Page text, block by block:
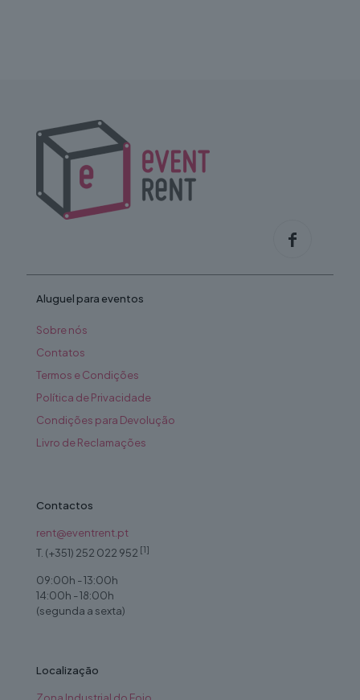
Aluguel para eventos
Sobre nós
Contatos
Termos e Condições
Política de Privacidade
Condições para Devolução
Livro de Reclamações
Contactos
rent@eventrent.pt
T. (+351) 252 022 952 [1]
09:00h - 13:00h
14:00h - 18:00h
(segunda a sexta)
Localização
Zona Industrial do Fojo